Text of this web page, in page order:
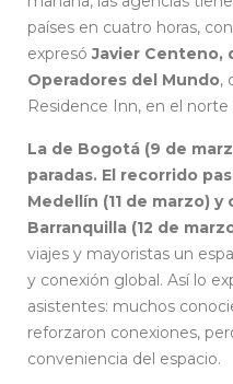
países en cuatro horas,
expresóJavier Centeno,
Operadores del Mundo,
Residence Inn, en el
La de Bogotá (9 de
paradas. El recorrido
Medellín (11 de marzo)
Barranquilla (12 de
viajes y mayoristas un
y conexión global. Así lo
asistentes: muchos
reforzaron conexiones,
conveniencia del espacio.